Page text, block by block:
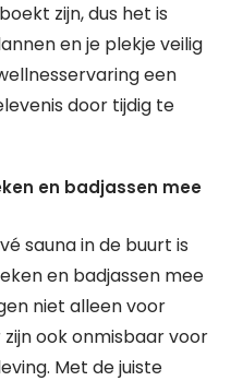
zijn, dus het is
en je plekje veilig
een
door tijdig te
en badjassen mee
sauna in de buurt is
en badjassen mee
niet alleen voor
ook onmisbaar voor
Met de juiste